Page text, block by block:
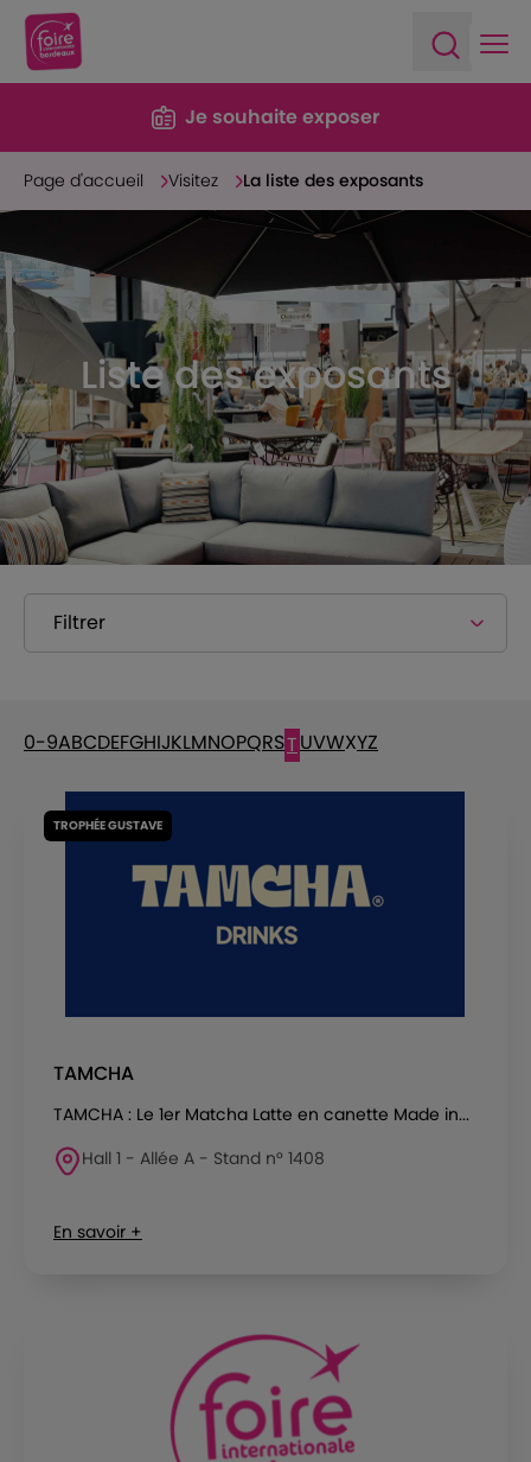
Je souhaite exposer
Page d'accueil Visitez La liste des exposants
Liste des exposants
Filtrer
0-9ABCDEFGHIJKLMNOPQRSTUVWXYZ
TROPHÉE GUSTAVE
TAMCHA
TAMCHA : Le 1er Matcha Latte en canette Made in...
Hall 1 - Allée A - Stand n° 1408
En savoir +